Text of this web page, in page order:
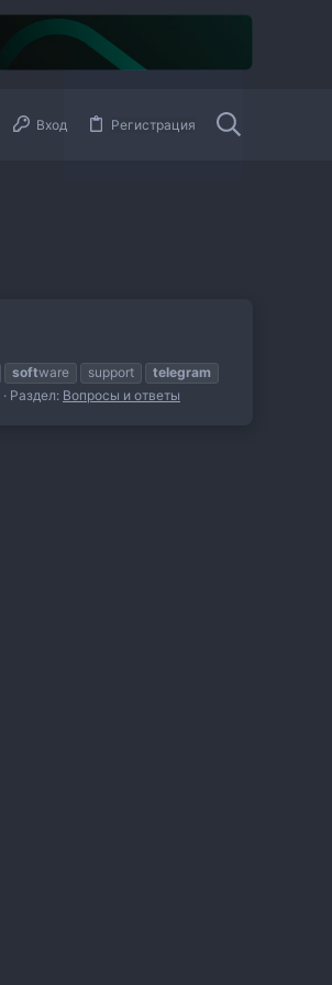
Вход Регистрация
software support
telegram
Раздел: Вопросы и ответы